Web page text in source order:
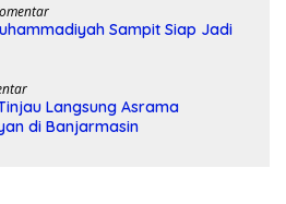
Sampit Siap Jadi
Langsung Asrama
di Banjarmasin